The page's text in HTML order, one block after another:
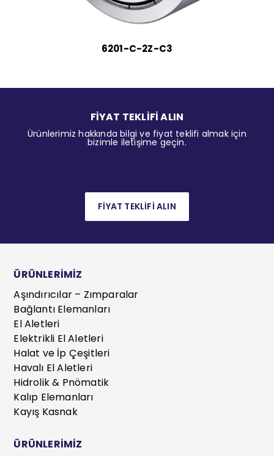
6201-C-2Z-C3
FİYAT TEKLİFİ ALIN
Ürünlerimiz hakkında bilgi ve fiyat teklifi almak için
bizimle iletişime geçin.
FİYAT TEKLİFİ ALIN
ÜRÜNLERİMİZ
Aşındırıcılar – Zımparalar
Bağlantı Elemanları
El Aletleri
Elektrikli El Aletleri
Halat ve İp Çeşitleri
Havalı El Aletleri
Hidrolik & Pnömatik
Kalıp Elemanları
Kayış Kasnak
ÜRÜNLERİMİZ